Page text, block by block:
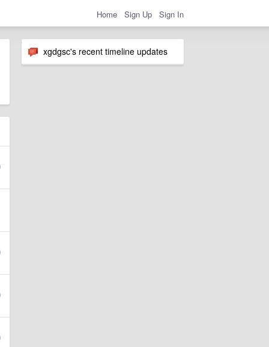
Home Sign Up Sign In
xgdgsc's recent timeline updates